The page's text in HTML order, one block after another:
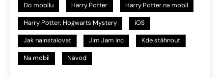
Do mobilu Harry Potter Harry Potter na mobil
Harry Potter: Hogwarts Mystery iOS
Jak nainstalovat Jim Jam Inc Kde stáhnout
Na mobil Návod